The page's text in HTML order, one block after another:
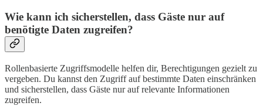
Wie kann ich sicherstellen, dass Gäste nur auf
benötigte Daten zugreifen?
Rollenbasierte Zugriffsmodelle helfen dir, Berechtigungen gezielt zu
vergeben. Du kannst den Zugriff auf bestimmte Daten einschränken
und sicherstellen, dass Gäste nur auf relevante Informationen
zugreifen.